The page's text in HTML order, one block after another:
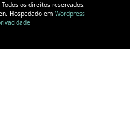
Todos os direitos reservados.
Hospedado em Wordpress